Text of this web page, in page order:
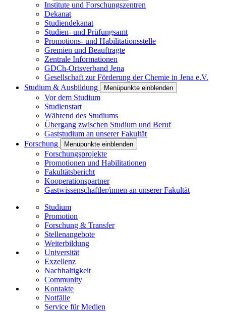
Institute und Forschungszentren
Dekanat
Studiendekanat
Studien- und Prüfungsamt
Promotions- und Habilitationsstelle
Gremien und Beauftragte
Zentrale Informationen
GDCh-Ortsverband Jena
Gesellschaft zur Förderung der Chemie in Jena e.V.
Studium & Ausbildung
Menüpunkte einblenden
Vor dem Studium
Studienstart
Während des Studiums
Übergang zwischen Studium und Beruf
Gaststudium an unserer Fakultät
Forschung
Menüpunkte einblenden
Forschungsprojekte
Promotionen und Habilitationen
Fakultätsbericht
Kooperationspartner
Gastwissenschaftler/innen an unserer Fakultät
Studium
Promotion
Forschung & Transfer
Stellenangebote
Weiterbildung
Universität
Exzellenz
Nachhaltigkeit
Community
Kontakte
Notfälle
Service für Medien